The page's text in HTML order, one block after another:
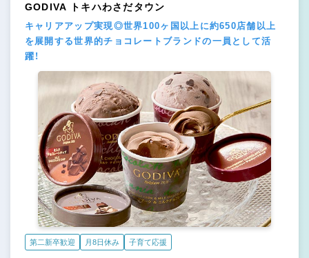
GODIVA トキハわさだタウン
キャリアアップ実現◎世界100ヶ国以上に約650店舗以上
を展開する世界的チョコレートブランドの一員として活
躍！
第二新卒歓迎 月8日休み 子育て応援